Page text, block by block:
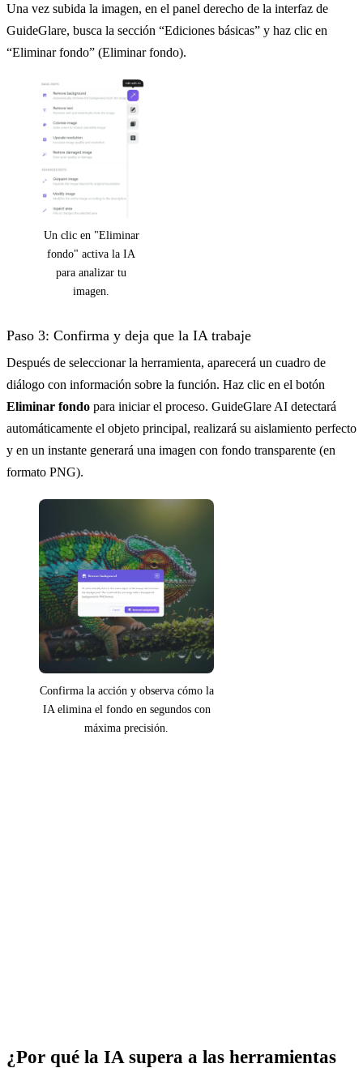
Una vez subida la imagen, en el panel derecho de la interfaz de
GuideGlare, busca la sección “Ediciones básicas” y haz clic en
“Eliminar fondo” (Eliminar fondo).
Un clic en "Eliminar
fondo" activa la IA
para analizar tu
imagen.
Paso 3: Confirma y deja que la IA trabaje
Después de seleccionar la herramienta, aparecerá un cuadro de
diálogo con información sobre la función. Haz clic en el botón
Eliminar fondo para iniciar el proceso. GuideGlare AI detectará
automáticamente el objeto principal, realizará su aislamiento perfecto
y en un instante generará una imagen con fondo transparente (en
formato PNG).
Confirma la acción y observa cómo la
IA elimina el fondo en segundos con
máxima precisión.
¿Por qué la IA supera a las herramientas